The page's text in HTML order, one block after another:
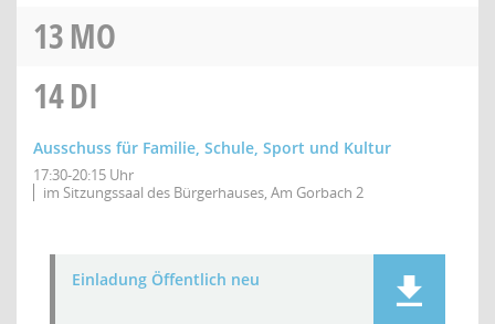
13MO
14DI
Ausschuss für Familie, Schule, Sport und Kultur
17:30-20:15 Uhr
im Sitzungssaal des Bürgerhauses, Am Gorbach 2
Einladung Öffentlich neu